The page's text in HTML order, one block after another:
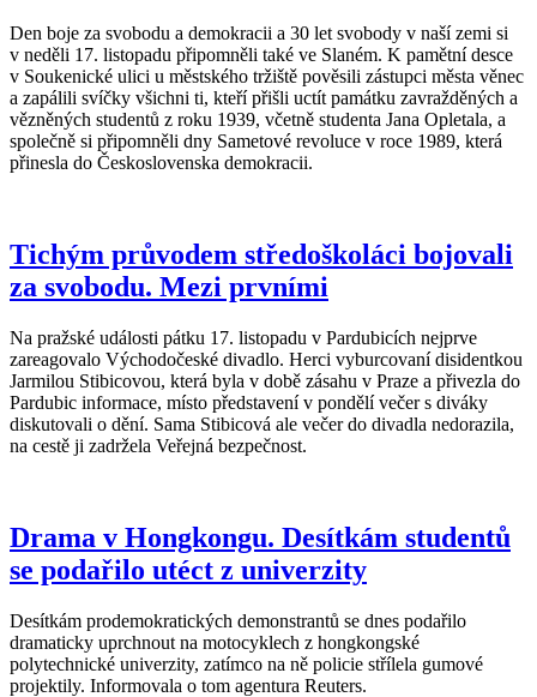
Den boje za svobodu a demokracii a 30 let svobody v naší zemi si
v neděli 17. listopadu připomněli také ve Slaném. K pamětní desce
v Soukenické ulici u městského tržiště pověsili zástupci města věnec
a zapálili svíčky všichni ti, kteří přišli uctít památku zavražděných a
vězněných studentů z roku 1939, včetně studenta Jana Opletala, a
společně si připomněli dny Sametové revoluce v roce 1989, která
přinesla do Československa demokracii.
Tichým průvodem středoškoláci bojovali
za svobodu. Mezi prvními
Na pražské události pátku 17. listopadu v Pardubicích nejprve
zareagovalo Východočeské divadlo. Herci vyburcovaní disidentkou
Jarmilou Stibicovou, která byla v době zásahu v Praze a přivezla do
Pardubic informace, místo představení v pondělí večer s diváky
diskutovali o dění. Sama Stibicová ale večer do divadla nedorazila,
na cestě ji zadržela Veřejná bezpečnost.
Drama v Hongkongu. Desítkám studentů
se podařilo utéct z univerzity
Desítkám prodemokratických demonstrantů se dnes podařilo
dramaticky uprchnout na motocyklech z hongkongské
polytechnické univerzity, zatímco na ně policie střílela gumové
projektily. Informovala o tom agentura Reuters.